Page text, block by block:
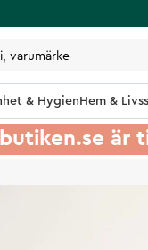
& HygienHem &
är